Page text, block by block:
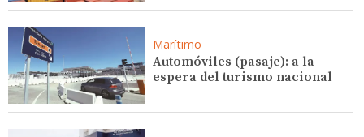
Marítimo
Automóviles (pasaje): a la
espera del turismo nacional